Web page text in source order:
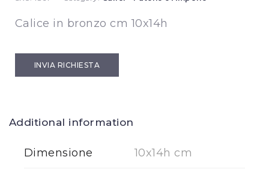
Calice in bronzo cm 10x14h
INVIA RICHIESTA
Additional information
Dimensione 10x14h cm